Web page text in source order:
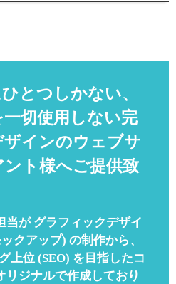
とつしかない、
切使用しない完
インのウェブサ
ト様へご提供致
当が グラフィックデザイ
クアップ) の制作から、
上位 (SEO) を目指したコ
リジナルで作成しており